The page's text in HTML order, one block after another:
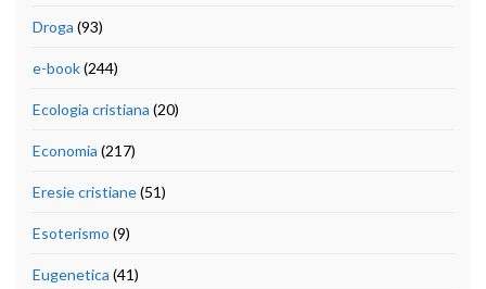
Droga (93)
e-book(244)
Ecologia cristiana (20)
Economia (217)
Eresie cristiane(51)
Esoterismo (9)
Eugenetica (41)